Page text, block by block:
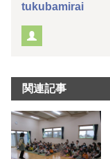
tukubamirai
関連記事